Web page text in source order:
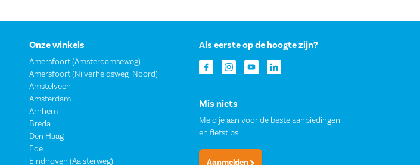
Onze winkels
Amersfoort (Amsterdamseweg)
Amersfoort (Nijverheidsweg-Noord)
Amstelveen
Amsterdam
Arnhem
Breda
Den Haag
Ede
Eindhoven (Aalsterweg)
Als eerste op de hoogte zijn?
Mis niets
Meld je aan voor de beste aanbiedingen
en fietstips
Aanmelden